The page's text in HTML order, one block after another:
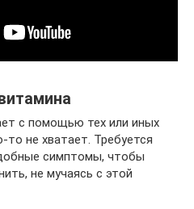
с помощью тех или иных
то не хватает. Требуется
симптомы, чтобы
не мучаясь с этой